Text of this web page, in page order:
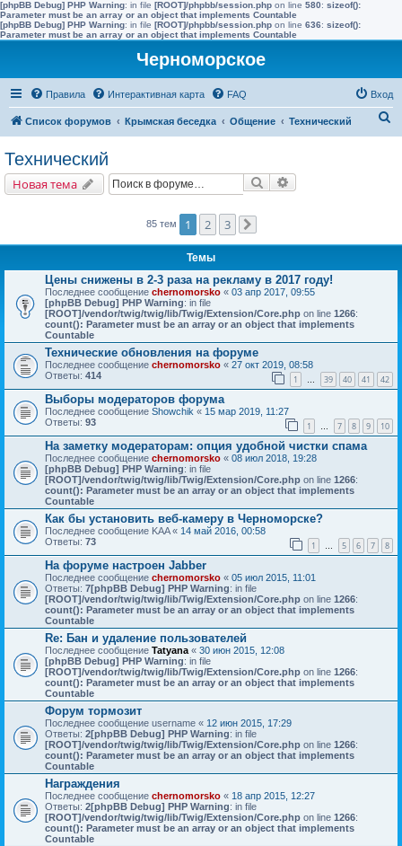
[phpBB Debug] PHP Warning: in file [ROOT]/phpbb/session.php on line 580: sizeof():
Parameter must be an array or an object that implements Countable
[phpBB Debug] PHP Warning: in file [ROOT]/phpbb/session.php on line 636: sizeof():
Parameter must be an array or an object that implements Countable
Черноморское
Правила Интерактивная карта FAQ Вход
Список форумов Крымская беседка Общение Технический
Технический
Новая тема Поиск
85 тем 1 2 3
Темы
Цены снижены в 2-3 раза на рекламу в 2017 году!
Последнее сообщение chernomorsko « 03 апр 2017, 09:55
[phpBB Debug] PHP Warning: in file
[ROOT]/vendor/twig/twig/lib/Twig/Extension/Core.php on line 1266:
count(): Parameter must be an array or an object that implements
Countable
Технические обновления на форуме
Последнее сообщение chernomorsko « 27 окт 2019, 08:58
Ответы: 414 1 … 39 40 41 42
Выборы модераторов форума
Последнее сообщение Showchik « 15 мар 2019, 11:27
Ответы: 93 1 … 7 8 9 10
На заметку модераторам: опция удобной чистки спама
Последнее сообщение chernomorsko « 08 июл 2018, 19:28
[phpBB Debug] PHP Warning: in file
[ROOT]/vendor/twig/twig/lib/Twig/Extension/Core.php on line 1266:
count(): Parameter must be an array or an object that implements
Countable
Как бы установить веб-камеру в Черноморске?
Последнее сообщение KAA« 14 май 2016, 00:58
Ответы: 73 1 … 5 6 7 8
На форуме настроен Jabber
Последнее сообщение chernomorsko « 05 июл 2015, 11:01
Ответы: 7[phpBB Debug] PHP Warning: in file
[ROOT]/vendor/twig/twig/lib/Twig/Extension/Core.php on line 1266:
count(): Parameter must be an array or an object that implements
Countable
Re: Бан и удаление пользователей
Последнее сообщение Tatyana « 30 июн 2015, 12:08
[phpBB Debug] PHP Warning: in file
[ROOT]/vendor/twig/twig/lib/Twig/Extension/Core.php on line 1266:
count(): Parameter must be an array or an object that implements
Countable
Форум тормозит
Последнее сообщение username « 12 июн 2015, 17:29
Ответы: 2[phpBB Debug] PHP Warning: in file
[ROOT]/vendor/twig/twig/lib/Twig/Extension/Core.php on line 1266:
count(): Parameter must be an array or an object that implements
Countable
Награждения
Последнее сообщение chernomorsko « 18 апр 2015, 12:27
Ответы: 2[phpBB Debug] PHP Warning: in file
[ROOT]/vendor/twig/twig/lib/Twig/Extension/Core.php on line 1266:
count(): Parameter must be an array or an object that implements
Countable